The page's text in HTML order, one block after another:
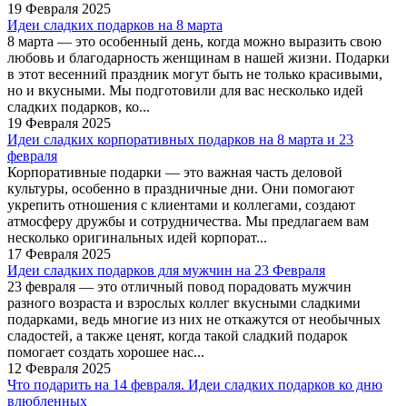
19 Февраля 2025
Идеи сладких подарков на 8 марта
8 марта — это особенный день, когда можно выразить свою
любовь и благодарность женщинам в нашей жизни. Подарки
в этот весенний праздник могут быть не только красивыми,
но и вкусными. Мы подготовили для вас несколько идей
сладких подарков, ко...
19 Февраля 2025
Идеи сладких корпоративных подарков на 8 марта и 23
февраля
Корпоративные подарки — это важная часть деловой
культуры, особенно в праздничные дни. Они помогают
укрепить отношения с клиентами и коллегами, создают
атмосферу дружбы и сотрудничества. Мы предлагаем вам
несколько оригинальных идей корпорат...
17 Февраля 2025
Идеи сладких подарков для мужчин на 23 Февраля
23 февраля — это отличный повод порадовать мужчин
разного возраста и взрослых коллег вкусными сладкими
подарками, ведь многие из них не откажутся от необычных
сладостей, а также ценят, когда такой сладкий подарок
помогает создать хорошее нас...
12 Февраля 2025
Что подарить на 14 февраля. Идеи сладких подарков ко дню
влюбленных